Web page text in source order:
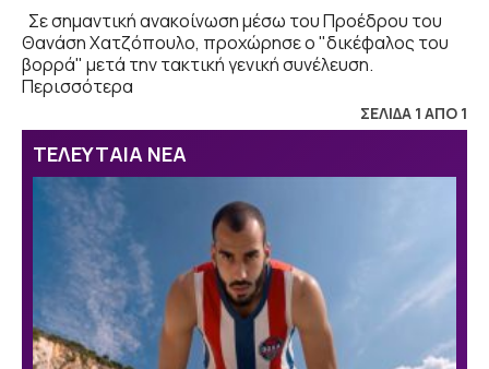
Σε σημαντική ανακοίνωση μέσω του Προέδρου του
Θανάση Χατζόπουλο, προχώρησε ο "δικέφαλος του
βορρά" μετά την τακτική γενική συνέλευση.
Περισσότερα
ΣΕΛΙΔΑ 1 ΑΠΟ 1
ΤΕΛΕΥΤΑΙΑ ΝΕΑ